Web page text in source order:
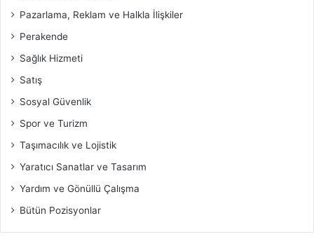
Pazarlama, Reklam ve Halkla İlişkiler
Perakende
Sağlık Hizmeti
Satış
Sosyal Güvenlik
Spor ve Turizm
Taşımacılık ve Lojistik
Yaratıcı Sanatlar ve Tasarım
Yardım ve Gönüllü Çalışma
Bütün Pozisyonlar